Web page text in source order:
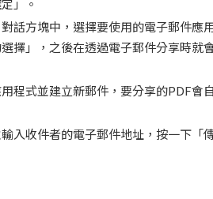
」。
話方塊中，選擇要使用的電子郵件應
擇」，之後在透過電子郵件分享時就
程式並建立新郵件，要分享的PDF會
入收件者的電子郵件地址，按一下「